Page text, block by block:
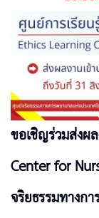
ขอเชิญร่วมส่งผ
Center for
จริยธรรมทางก